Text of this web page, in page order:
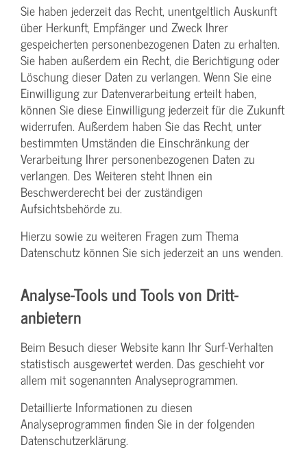
Sie haben jederzeit das Recht, unentgeltlich Auskunft
über Herkunft, Empfänger und Zweck Ihrer
gespeicherten personenbezogenen Daten zu erhalten.
Sie haben außerdem ein Recht, die Berichtigung oder
Löschung dieser Daten zu verlangen. Wenn Sie eine
Einwilligung zur Datenverarbeitung erteilt haben,
können Sie diese Einwilligung jederzeit für die Zukunft
widerrufen. Außerdem haben Sie das Recht, unter
bestimmten Umständen die Einschränkung der
Verarbeitung Ihrer personenbezogenen Daten zu
verlangen. Des Weiteren steht Ihnen ein
Beschwerderecht bei der zuständigen
Aufsichtsbehörde zu.
Hierzu sowie zu weiteren Fragen zum Thema
Datenschutz können Sie sich jederzeit an uns wenden.
Analyse-Tools und Tools von Dritt­
anbietern
Beim Besuch dieser Website kann Ihr Surf-Verhalten
statistisch ausgewertet werden. Das geschieht vor
allem mit sogenannten Analyseprogrammen.
Detaillierte Informationen zu diesen
Analyseprogrammen finden Sie in der folgenden
Datenschutzerklärung.